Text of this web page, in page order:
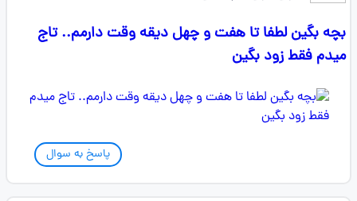
بچه بگین لطفا تا هفت و چهل دیقه وقت دارمم.. تاج
میدم فقط زود بگین
پاسخ به سوال